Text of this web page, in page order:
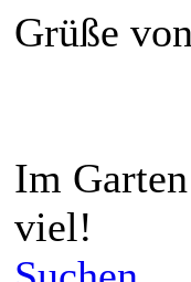
Grüße
Im
viel!